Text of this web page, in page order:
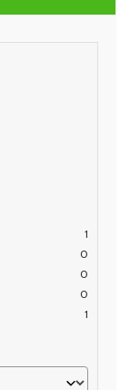
1
0
0
0
1